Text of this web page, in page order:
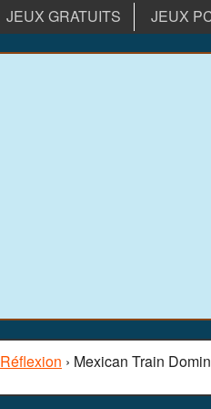
JEUX GRATUITS JEUX
Réflexion › Mexican Train